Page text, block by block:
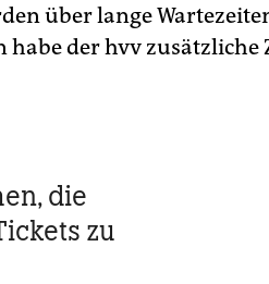
über lange
habe der hvv
die
zu